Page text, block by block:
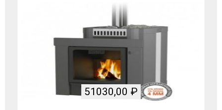
51030,00 ₽